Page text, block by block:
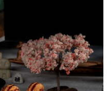
ვეგეტარიანული
მენიუ